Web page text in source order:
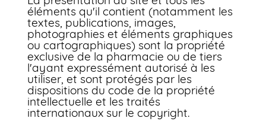
éléments qu'il contient (notamment les
textes, publications, images,
photographies et éléments graphiques
ou cartographiques) sont la propriété
exclusive de la pharmacie ou de tiers
l'ayant expressément autorisé à les
utiliser, et sont protégés par les
dispositions du code de la propriété
intellectuelle et les traités
internationaux sur le copyright.